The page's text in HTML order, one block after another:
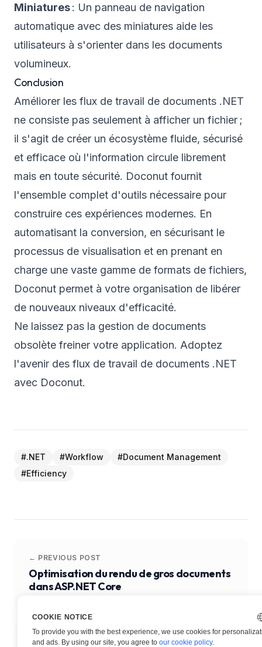
Miniatures: Un panneau de navigation
automatique avec des miniatures aide les
utilisateurs à s'orienter dans les documents
volumineux.
Conclusion
Améliorer les flux de travail de documents .NET
ne consiste pas seulement à afficher un fichier ;
il s'agit de créer un écosystème fluide, sécurisé
et efficace où l'information circule librement
mais en toute sécurité. Doconut fournit
l'ensemble complet d'outils nécessaire pour
construire ces expériences modernes. En
automatisant la conversion, en sécurisant le
processus de visualisation et en prenant en
charge une vaste gamme de formats de fichiers,
Doconut permet à votre organisation de libérer
de nouveaux niveaux d'efficacité.
Ne laissez pas la gestion de documents
obsolète freiner votre application. Adoptez
l'avenir des flux de travail de documents .NET
avec Doconut.
#.NET #Workflow #Document Management
#Efficiency
← PREVIOUS POST
Optimisation du rendu de gros documents
dans ASP.NET Core
NEXT POST →
COOKIE NOTICE
To provide you with the best experience, we use cookies for
and ads. By using our site, you agree to our cookie policy.